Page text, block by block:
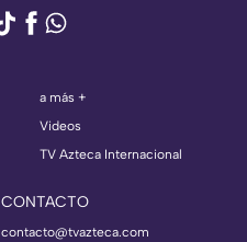
a más +
Videos
TV Azteca Internacional
CONTACTO
contacto@tvazteca.com